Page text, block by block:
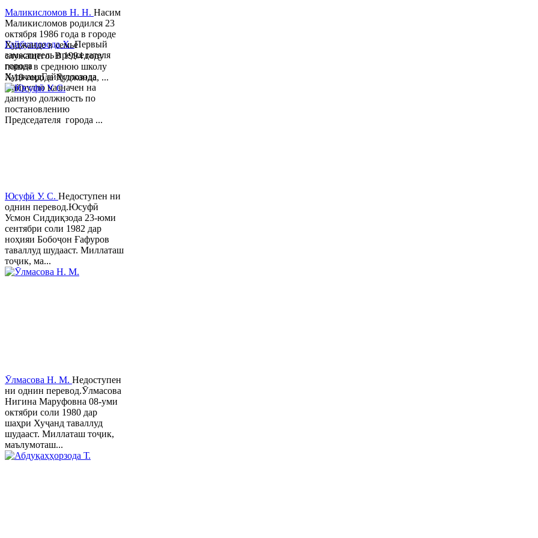
Гайбуллозода Х.Первый
заместитель председателя
города
ХуджандГайбуллозода
Хайрулло назначен на
данную должность по
постановлению
Председателя города ...
Маликисломов Н. Н. Насим
Маликисломов родился 23
октября 1986 года в городе
Худжанде в семье
служащего. В 1994 году
пошел в среднюю школу
№18 города Худжанда, ...
Юсуфӣ У. C. Недоступен ни
однин перевод.Юсуфӣ
Усмон Сиддиқзода 23-юми
сентябри соли 1982 дар
ноҳияи Бобоҷон Ғафуров
таваллуд шудааст. Миллаташ
тоҷик, ма...
Ӯлмасова Н. М. Недоступен
ни однин перевод.Ӯлмасова
Нигина Маруфовна 08-уми
октябри соли 1980 дар
шаҳри Хуҷанд таваллуд
шудааст. Миллаташ тоҷик,
маълумоташ...